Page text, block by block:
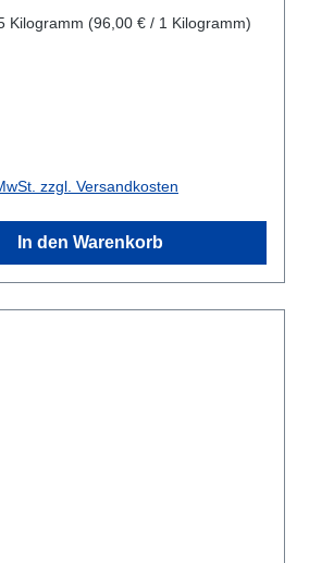
Kilogramm (96,00 € / 1 Kilogramm)
zzgl. Versandkosten
In den Warenkorb